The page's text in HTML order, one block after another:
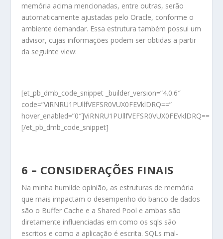
memória acima mencionadas, entre outras, serão
automaticamente ajustadas pelo Oracle, conforme o
ambiente demandar. Essa estrutura também possui um
advisor, cujas informações podem ser obtidas a partir
da seguinte view:
[et_pb_dmb_code_snippet _builder_version=”4.0.6″
code=”ViRNRU1PUllfVEFSR0VUX0FEVklDRQ==”
hover_enabled=”0″]ViRNRU1PUllfVEFSR0VUX0FEVklDRQ==
[/et_pb_dmb_code_snippet]
6 – CONSIDERAÇÕES FINAIS
Na minha humilde opinião, as estruturas de memória
que mais impactam o desempenho do banco de dados
são o Buffer Cache e a Shared Pool e ambas são
diretamente influenciadas em como os sqls são
escritos e como a aplicação é escrita. SQLs mal-